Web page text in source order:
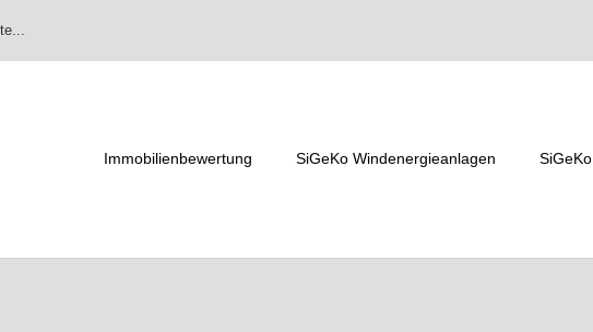
Immobilienbewertung SiGeKo Windenergieanlagen